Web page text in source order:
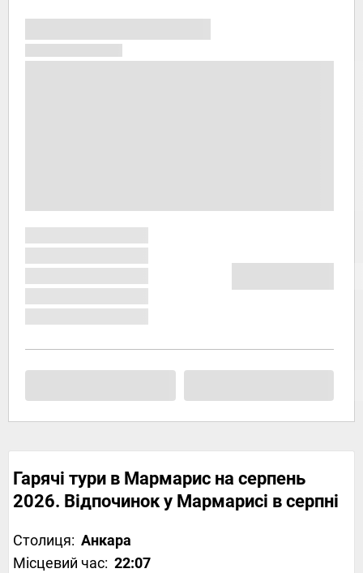
Гарячі тури в Мармарис на серпень
2026. Відпочинок у Мармарисі в серпні
Столиця: Анкара
Місцевий час: 22:07